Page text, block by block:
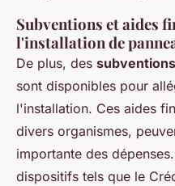
Subventions et aides
l'installation de
De plus, des
sont disponibles pour
l'installation. Ces aides
divers organismes,
importante des
dispositifs tels que le